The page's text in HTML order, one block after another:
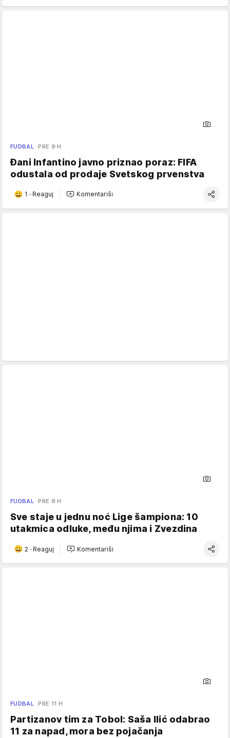
FUDBAL PRE 9 H
Đani Infantino javno priznao poraz: FIFA
odustala od prodaje Svetskog prvenstva
1 · Reaguj Komentariši
FUDBAL PRE 9 H
Sve staje u jednu noć Lige šampiona: 10
utakmica odluke, među njima i Zvezdina
2 · Reaguj Komentariši
FUDBAL PRE 11 H
Partizanov tim za Tobol: Saša Ilić odabrao
11 za napad, mora bez pojačanja